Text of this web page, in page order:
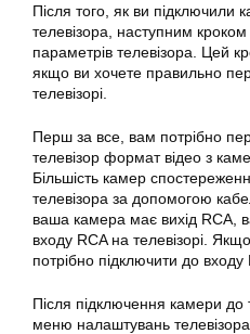
Після того, як ви підключили
телевізора, наступним
параметрів телевізора. Цей
якщо ви хочете правильно
телевізорі.
Перш за все, вам потрібно
телевізор формат відео з
Більшість камер
телевізора за допомогою
ваша камера має вихід RCA,
входу RCA на телевізорі.
потрібно підключити до входу
Після підключення камери до
меню налаштувань